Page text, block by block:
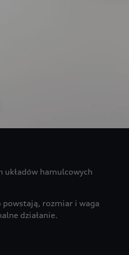
układów hamulcowych
powstają, rozmiar i waga
działanie.